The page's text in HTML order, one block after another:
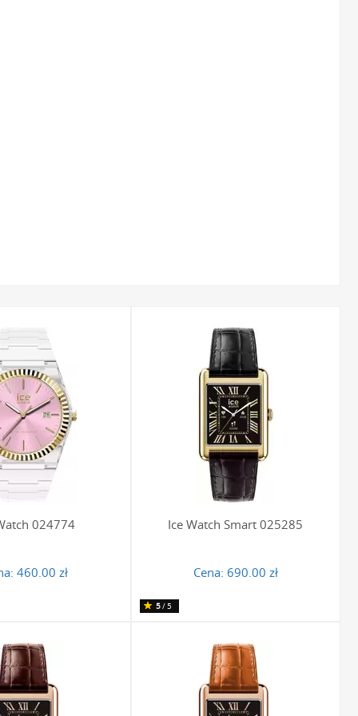
zegarka, co jest kluczowe dla aktywnych
modą. Modele te wyróżniają się przede wszystkim
silikonowym. Idealnie dopasowują się one do
czy aktywności fizycznej. To doskonała propozycja dla
są w dziesiątkach odcieni - od klasycznej bieli i
że każda kobieta może znaleźć model, który stanie się jej
zabawę modą każdego dnia.
czy krótkiej dedykacji sprawi, że podarunek stanie się
prostocie formy połączonej z bogactwem kolorów, co
jak beż, szarość czy granat, będzie subtelnym i
odcieniu fuksji, turkusu czy żółci stanie się głównym
024774
460.00 zł
Ice Watch Smart 025285
Cena: 690.00 zł
5/5